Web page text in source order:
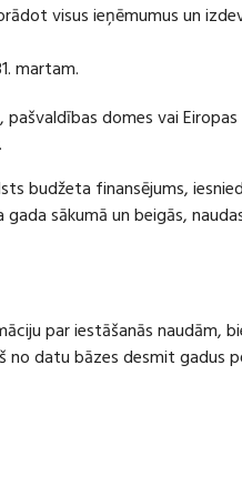
visus ieņēmumus un
martam.
pašvaldības domes vai
.
budžeta finansējums,
sākumā un beigās,
par iestāšanās naudām,
datu bāzes desmit gadus